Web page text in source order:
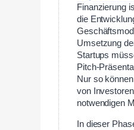
Finanzierung
die
Umsetzung
Startups
Pitch-
Nur so
von
notwendigen
In dieser